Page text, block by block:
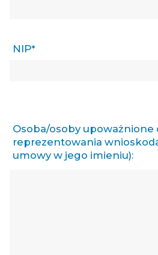
NIP*
Osoba/osoby upoważnione
reprezentowania
umowy w jego imieniu):